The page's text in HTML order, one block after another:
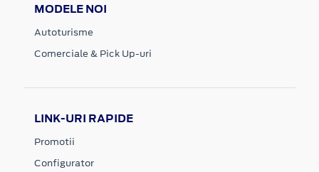
MODELE NOI
Autoturisme
Comerciale & Pick Up-uri
LINK-URI RAPIDE
Promotii
Configurator